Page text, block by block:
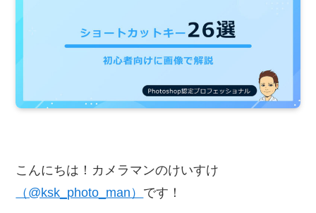
こんにちは！カメラマンのけいすけ
（@ksk_photo_man） です！